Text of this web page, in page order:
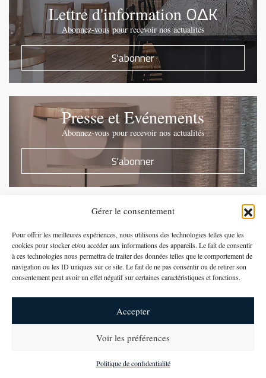
Gérer le consentement
Pour offrir les meilleures expériences, nous utilisons des technologies telles que les
cookies pour stocker et/ou accéder aux informations des appareils. Le fait de consentir
à ces technologies nous permettra de traiter des données telles que le comportement de
navigation ou les ID uniques sur ce site. Le fait de ne pas consentir ou de retirer son
consentement peut avoir un effet négatif sur certaines caractéristiques et fonctions.
Accepter
Voir les préférences
Politique de confidentialité
Lettre d'informationOΔK
Abonnez-vous pour recevoir nos actualités
S'abonner
Presse et Evénements
Abonnez-vous pour recevoir nos actualités
S'abonner